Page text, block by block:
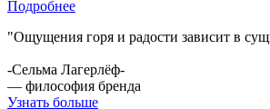
Подробнее
"Ощущения горя и радости зависит в
-Сельма Лагерлёф-
— философия бренда
Узнать больше